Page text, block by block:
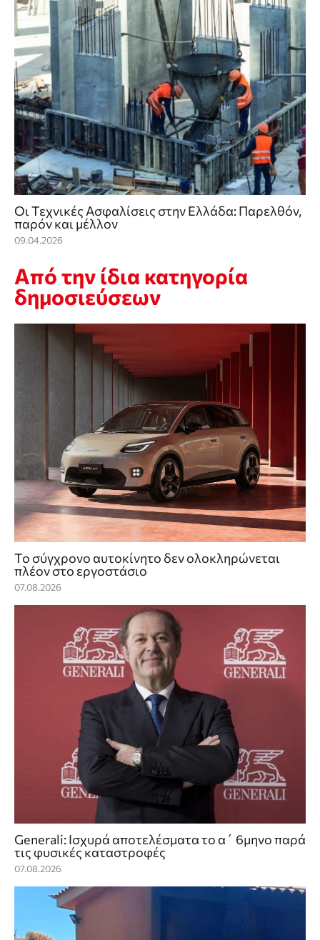
Οι Τεχνικές Ασφαλίσεις στην Ελλάδα: Παρελθόν,
παρόν και μέλλον
09.04.2026
Από την ίδια κατηγορία
δημοσιεύσεων
Το σύγχρονο αυτοκίνητο δεν ολοκληρώνεται
πλέον στο εργοστάσιο
07.08.2026
Generali: Ισχυρά αποτελέσματα το α΄ 6μηνο παρά
τις φυσικές καταστροφές
07.08.2026